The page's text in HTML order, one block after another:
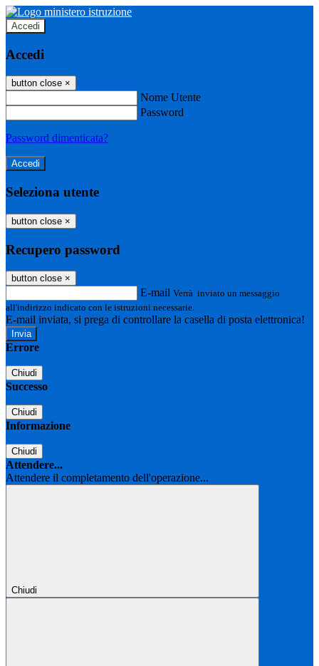
Accedi
Accedi
button close ×
Nome Utente
Password
Password dimenticata?
Seleziona utente
button close ×
Recupero password
button close ×
E-mail Verrà inviato un messaggio
all'indirizzo indicato con le istruzioni necessarie.
E-mail inviata, si prega di controllare la casella di posta elettronica!
Errore
Chiudi
Successo
Chiudi
Informazione
Chiudi
Attendere...
Attendere il completamento dell'operazione...
Chiudi